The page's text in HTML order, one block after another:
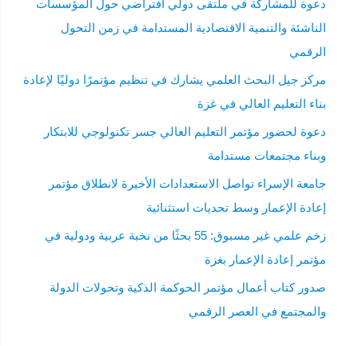
دعوة للمشاركة في ملتقى دولي افتراضي حول المؤسسات
الناشئة والتنمية الاقتصادية المستدامة في زمن التحول
الرقمي
مركز جيل البحث العلمي يشارك في تنظيم مؤتمرًا دوليًا لإعادة
بناء التعليم العالي في غزة
دعوة لحضور مؤتمر التعليم العالي جسر تكنولوجي للابتكار
وبناء مجتمعات مستدامة
جامعة الإسراء تواصل الاستعدادات الأخيرة لانطلاق مؤتمر
إعادة الإعمار وسط تحديات استثنائية
زخم علمي غير مسبوق: 55 بحثًا من نخبة عربية ودولية في
مؤتمر إعادة الإعمار بغزة
صدور كتاب أعمال مؤتمر الحوكمة الذكية وتحولات الدولة
والمجتمع في العصر الرقمي